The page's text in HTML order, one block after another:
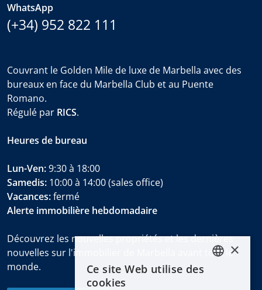
WhatsApp
(+34) 952 822 111
Couvrant le Golden Mile de luxe de Marbella avec des
bureaux en face du Marbella Club et au Puente
Romano.
Régulé par RICS.
Heures de bureau
Lun-Ven:9:30 à 18:00
Samedis: 10:00 à 14:00 (sales office)
Vacances:fermé
Alerte immobilière hebdomadaire
Découvrez les nouvelles propriétés et les dernières
nouvelles sur l'immobilier de Marbella avant tout le
monde.
ENGLISH
×
Ce site Web utilise des
cookies